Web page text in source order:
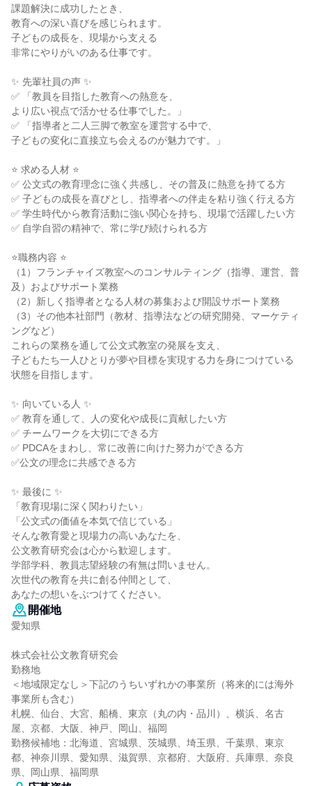
課題解決に成功したとき、
教育への深い喜びを感じられます。
子どもの成長を、現場から支える
非常にやりがいのある仕事です。
✨ 先輩社員の声 ✨
✅ 「教員を目指した教育への熱意を、
より広い視点で活かせる仕事でした。」
✅ 「指導者と二人三脚で教室を運営する中で、
子どもの変化に直接立ち会えるのが魅力です。」
⭐ 求める人材 ⭐
✅ 公文式の教育理念に強く共感し、その普及に熱意を持てる方
✅ 子どもの成長を喜びとし、指導者への伴走を粘り強く行える方
✅ 学生時代から教育活動に強い関心を持ち、現場で活躍したい方
✅ 自学自習の精神で、常に学び続けられる方
⭐職務内容 ⭐
（1）フランチャイズ教室へのコンサルティング（指導、運営、普
及）およびサポート業務
（2）新しく指導者となる人材の募集および開設サポート業務
（3）その他本社部門（教材、指導法などの研究開発、マーケティ
ングなど）
これらの業務を通して公文式教室の発展を支え、
子どもたち一人ひとりが夢や目標を実現する力を身につけている
状態を目指します。
✨ 向いている人 ✨
✅ 教育を通して、人の変化や成長に貢献したい方
✅ チームワークを大切にできる方
✅ PDCAをまわし、常に改善に向けた努力ができる方
✅公文の理念に共感できる方
✨ 最後に ✨
「教育現場に深く関わりたい」
「公文式の価値を本気で信じている」
そんな教育愛と現場力の高いあなたを、
公文教育研究会は心から歓迎します。
学部学科、教員志望経験の有無は問いません。
次世代の教育を共に創る仲間として、
あなたの想いをぶつけてください。
開催地
愛知県
株式会社公文教育研究会
勤務地
＜地域限定なし＞下記のうちいずれかの事業所（将来的には海外
事業所も含む）
札幌、仙台、大宮、船橋、東京（丸の内・品川）、横浜、名古
屋、京都、大阪、神戸、岡山、福岡
勤務候補地：北海道、宮城県、茨城県、埼玉県、千葉県、東京
都、神奈川県、愛知県、滋賀県、京都府、大阪府、兵庫県、奈良
県、岡山県、福岡県